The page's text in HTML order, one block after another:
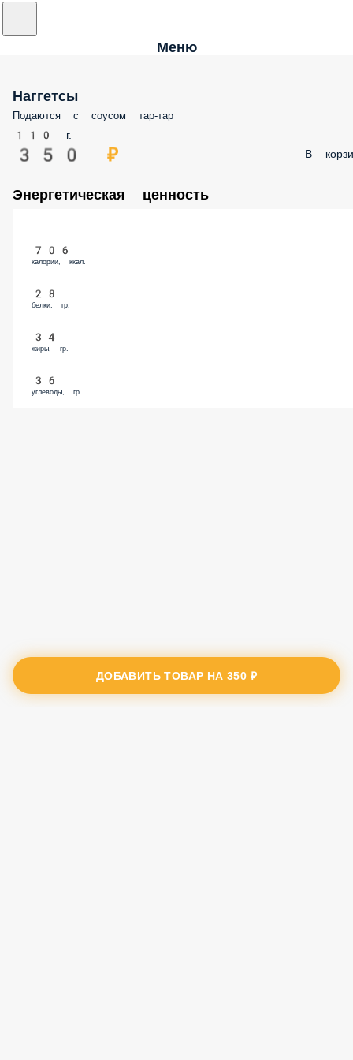
Меню
Наггетсы
Подаются с соусом тар-тар
110 г.
350 ₽ В
Энергетическая ценность
706
калории, ккал.
28
белки, гр.
34
жиры, гр.
36
углеводы, гр.
ДОБАВИТЬ ТОВАР НА350 ₽